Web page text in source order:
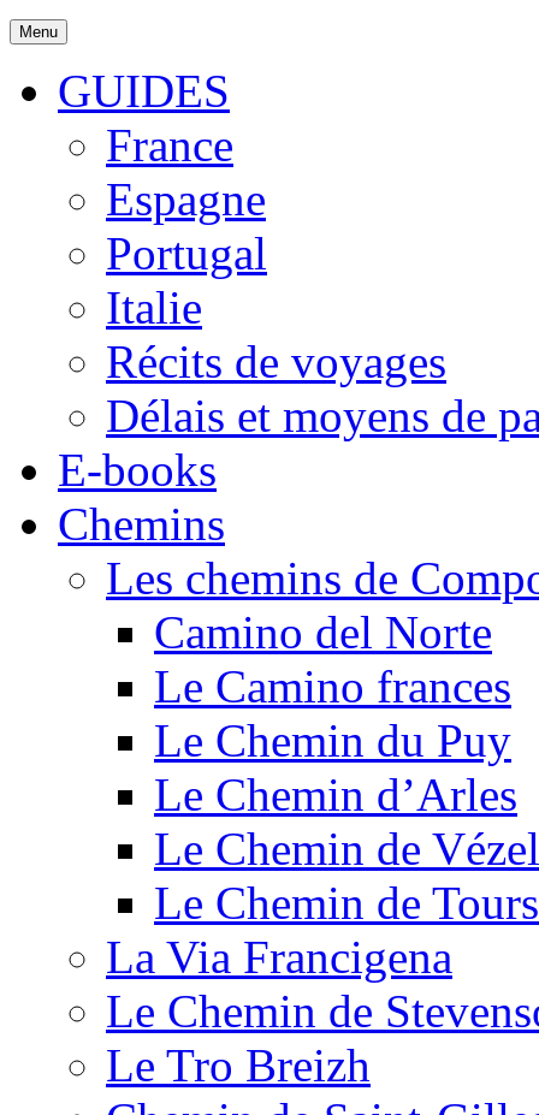
Menu
GUIDES
France
Espagne
Portugal
Italie
Récits de voyages
Délais et moyens de
E-books
Chemins
Les chemins de
Camino del Norte
Le Camino frances
Le Chemin du Puy
Le Chemin d’Arles
Le Chemin de
Le Chemin de Tours
La Via Francigena
Le Chemin de
Le Tro Breizh